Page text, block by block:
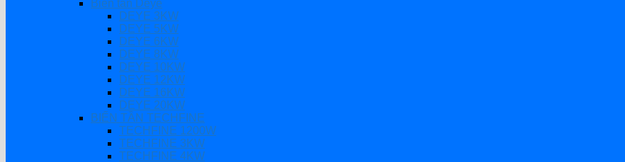
Biến tần Deye
DEYE 3KW
DEYE 5KW
DEYE 6KW
DEYE 8KW
DEYE 10KW
DEYE 12KW
DEYE 16KW
DEYE 20KW
BIẾN TẦN TECHFINE
TECHFINE 1200W
TECHFINE 3KW
TECHFINE 4KW